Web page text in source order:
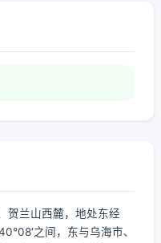
贺兰山西麓，地处东经
之间，东与乌海市、